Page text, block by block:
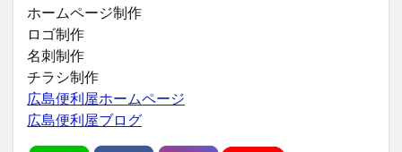
ホームページ制作
ロゴ制作
名刺制作
チラシ制作
広島便利屋ホームページ
広島便利屋ブログ